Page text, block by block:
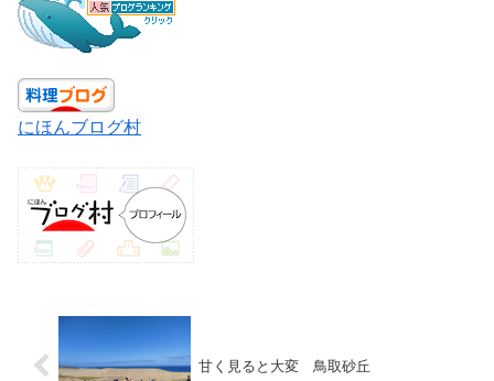
にほんブログ村
甘く見ると大変 鳥取砂丘